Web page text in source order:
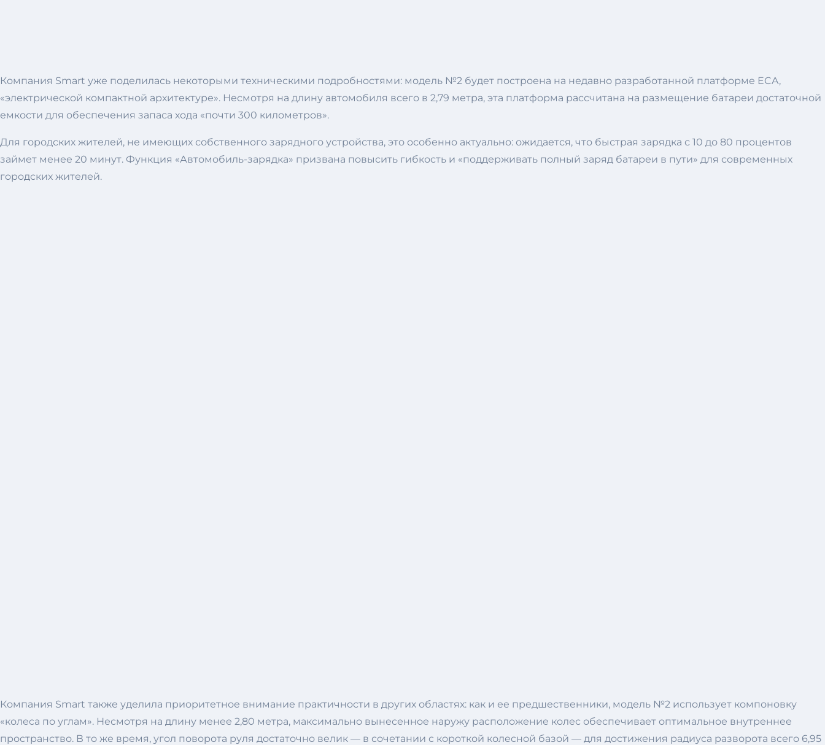
Компания Smart уже поделилась некоторыми техническими подробностями: модель №2 будет построена на недавно разработанной платформе ECA,
«электрической компактной архитектуре». Несмотря на длину автомобиля всего в 2,79 метра, эта платформа рассчитана на размещение батареи достаточной
емкости для обеспечения запаса хода «почти 300 километров».
Для городских жителей, не имеющих собственного зарядного устройства, это особенно актуально: ожидается, что быстрая зарядка с 10 до 80 процентов
займет менее 20 минут. Функция «Автомобиль-зарядка» призвана повысить гибкость и «поддерживать полный заряд батареи в пути» для современных
городских жителей.
Компания Smart также уделила приоритетное внимание практичности в других областях: как и ее предшественники, модель №2 использует компоновку
«колеса по углам». Несмотря на длину менее 2,80 метра, максимально вынесенное наружу расположение колес обеспечивает оптимальное внутреннее
пространство. В то же время, угол поворота руля достаточно велик — в сочетании с короткой колесной базой — для достижения радиуса разворота всего 6,95